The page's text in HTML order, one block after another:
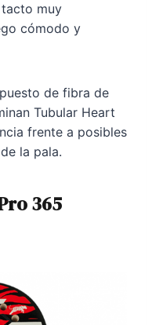
tacto muy
cómodo y
de fibra de
Tubular Heart
frente a posibles
la pala.
365